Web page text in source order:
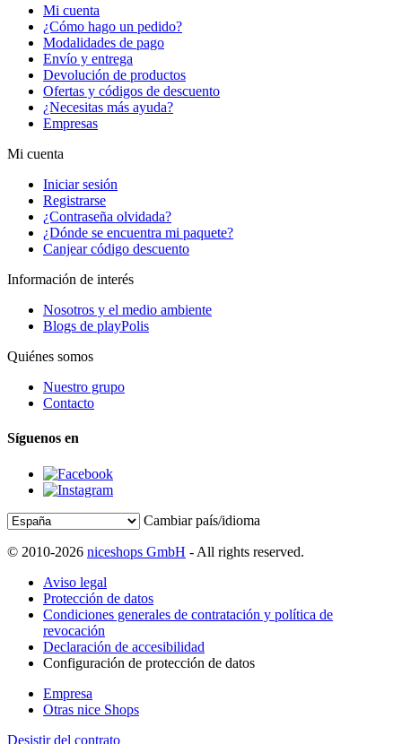
Mi cuenta
¿Cómo hago un pedido?
Modalidades de pago
Envío y entrega
Devolución de productos
Ofertas y códigos de descuento
¿Necesitas más ayuda?
Empresas
Mi cuenta
Iniciar sesión
Registrarse
¿Contraseña olvidada?
¿Dónde se encuentra mi paquete?
Canjear código descuento
Información de interés
Nosotros y el medio ambiente
Blogs de playPolis
Quiénes somos
Nuestro grupo
Contacto
Síguenos en
Cambiar país/idioma
© 2010-2026 niceshops GmbH - All rights reserved.
Aviso legal
Protección de datos
Condiciones generales de contratación y política de
revocación
Declaración de accesibilidad
Configuración de protección de datos
Empresa
Otras nice Shops
Desistir del contrato